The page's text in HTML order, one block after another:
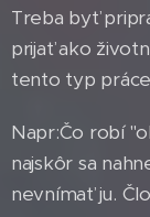
Treba byť
prijať ako
tento typ
Napr:Čo robí
najskôr sa
nevnímať ju.